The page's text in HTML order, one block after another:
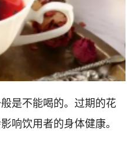
是不能喝的。过期的花
响饮用者的身体健康。